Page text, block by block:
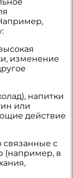
изменение
напитки
или
действие
связанные с
в